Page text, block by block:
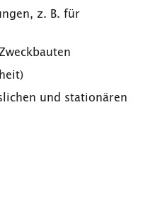
z. B. für
und stationären